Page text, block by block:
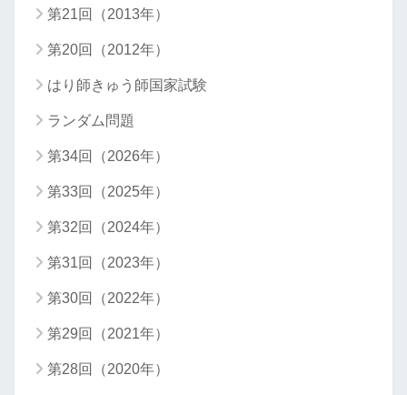
第21回（2013年）
第20回（2012年）
はり師きゅう師国家試験
ランダム問題
第34回（2026年）
第33回（2025年）
第32回（2024年）
第31回（2023年）
第30回（2022年）
第29回（2021年）
第28回（2020年）